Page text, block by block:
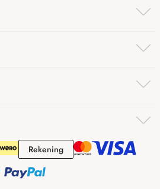
RekeningRekening